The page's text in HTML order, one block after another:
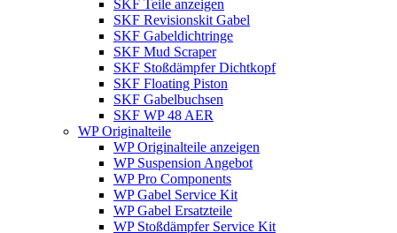
SKF Teile anzeigen
SKF Revisionskit Gabel
SKF Gabeldichtringe
SKF Mud Scraper
SKF Stoßdämpfer Dichtkopf
SKF Floating Piston
SKF Gabelbuchsen
SKF WP 48 AER
WP Originalteile
WP Originalteile anzeigen
WP Suspension Angebot
WP Pro Components
WP Gabel Service Kit
WP Gabel Ersatzteile
WP Stoßdämpfer Service Kit